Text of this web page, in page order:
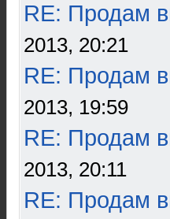
RE: Продам
2013, 20:21
RE: Продам
2013, 19:59
RE: Продам
2013, 20:11
RE: Продам